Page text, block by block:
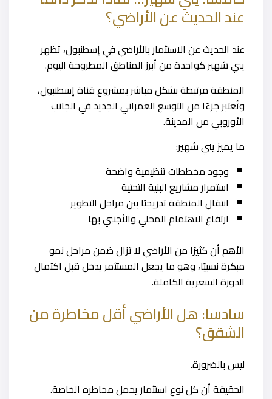
عند الحديث عن الأراضي؟
عند الحديث عن الاستثمار بالأراضي في إسطنبول، تظهر
يني شهير كواحدة من أبرز المناطق المطروحة اليوم.
المنطقة مرتبطة بشكل مباشر بمشروع قناة إسطنبول،
وتُعتبر جزءًا من التوسع العمراني الجديد في الجانب
الأوروبي من المدينة.
ما يميز يني شهير:
وجود مخططات تنظيمية واضحة
استمرار مشاريع البنية التحتية
انتقال المنطقة تدريجيًا بين مراحل التطوير
ارتفاع الاهتمام المحلي والأجنبي بها
الأهم أن كثيرًا من الأراضي لا تزال ضمن مراحل نمو
مبكرة نسبيًا، وهو ما يجعل المستثمر يدخل قبل اكتمال
الدورة السعرية الكاملة.
سادسًا: هل الأراضي أقل مخاطرة من
الشقق؟
ليس بالضرورة.
الحقيقة أن كل نوع استثمار يحمل مخاطره الخاصة.